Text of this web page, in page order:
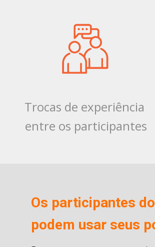
Trocas de experiência
entre os participantes
Os participantes
podem usar seus